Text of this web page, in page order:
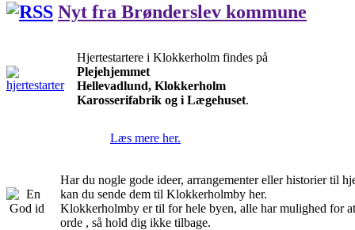
Nyt fra Brønderslev kommune
Hjertestartere i Klokkerholm findes på
Plejehjemmet
Hellevadlund, Klokkerholm
Karosserifabrik og i Lægehuset.
Læs mere her.
Har du nogle gode ideer, arrangementer eller historier til
kan du sende dem til Klokkerholmby her.
Klokkerholmby er til for hele byen, alle har mulighed for
orde , så hold dig ikke tilbage.